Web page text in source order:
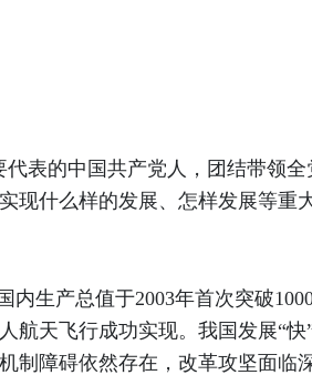
的中国共产党人，团结带领全
什么样的发展、怎样发展等重
生产总值于2003年首次突破
天飞行成功实现。我国发展“
障碍依然存在，改革攻坚面临